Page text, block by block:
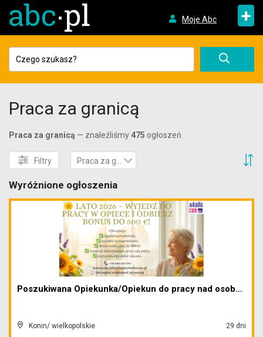
Moje Abc +
Praca za granicą
Praca za granicą — znaleźliśmy 475 ogłoszeń.
Filtry Praca za granicą
Wyróżnione ogłoszenia
Poszukiwana Opiekunka/Opiekun do pracy nad osobą s...
Konin/ wielkopolskie 29 dni